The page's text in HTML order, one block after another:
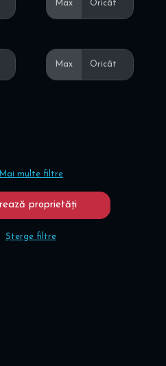
Max
Max
Mai multe filtre
Șterge filtre